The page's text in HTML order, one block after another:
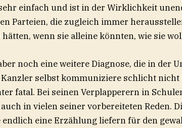
einfach und ist in der Wirklichkeit
Parteien, die zugleich immer
wenn sie alleine könnten, wie sie
noch eine weitere Diagnose, die in der
selbst kommuniziere schlicht nicht
fatal. Bei seinen Verplapperern in
in vielen seiner vorbereiteten Reden.
endlich eine Erzählung liefern für den